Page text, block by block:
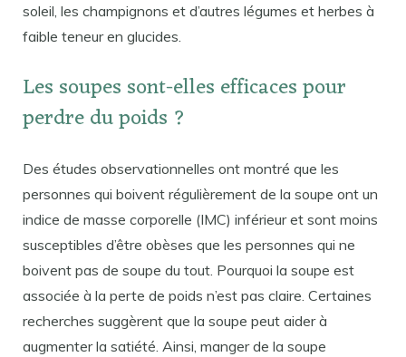
soleil, les champignons et d’autres légumes et herbes à
faible teneur en glucides.
Les soupes sont-elles efficaces pour
perdre du poids ?
Des études observationnelles ont montré que les
personnes qui boivent régulièrement de la soupe ont un
indice de masse corporelle (IMC) inférieur et sont moins
susceptibles d’être obèses que les personnes qui ne
boivent pas de soupe du tout. Pourquoi la soupe est
associée à la perte de poids n’est pas claire. Certaines
recherches suggèrent que la soupe peut aider à
augmenter la satiété. Ainsi, manger de la soupe